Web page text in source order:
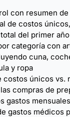
con resumen
de costos
del primer año
categoría con
cuna,
y ropa
costos únicos vs.
compras de
gastos
gastos médicos